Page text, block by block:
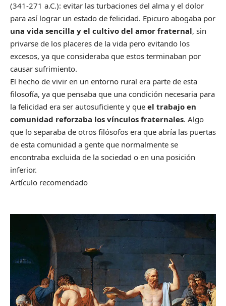
(341-271 a.C.): evitar las turbaciones del alma y el dolor
para así lograr un estado de felicidad. Epicuro abogaba por
una vida sencilla y el cultivo del amor fraternal, sin
privarse de los placeres de la vida pero evitando los
excesos, ya que consideraba que estos terminaban por
causar sufrimiento.
El hecho de vivir en un entorno rural era parte de esta
filosofía, ya que pensaba que una condición necesaria para
la felicidad era ser autosuficiente y que el trabajo en
comunidad reforzaba los vínculos fraternales. Algo
que lo separaba de otros filósofos era que abría las puertas
de esta comunidad a gente que normalmente se
encontraba excluida de la sociedad o en una posición
inferior.
Artículo recomendado